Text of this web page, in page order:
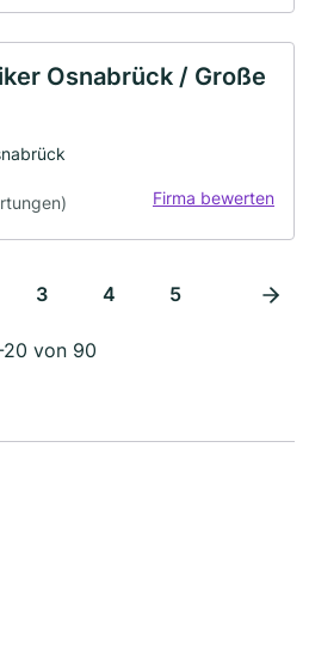
Osnabrück / Große
Firma bewerten
3 4 5
20 von 90